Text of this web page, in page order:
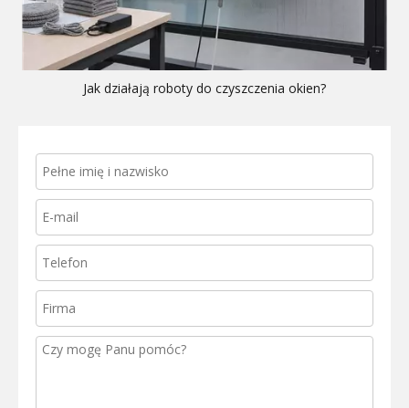
Jak działają roboty do czyszczenia okien?